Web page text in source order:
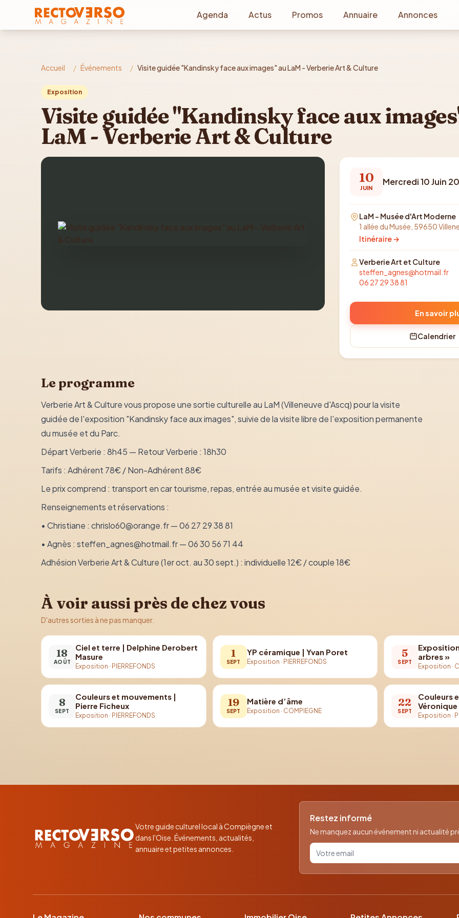
Aller au contenu principal
Agenda
Actus Promos Annuaire Annonces
Accueil / Événements / Visite guidée "Kandinsky face aux images" au LaM - Verberie Art & Culture
Exposition
Visite guidée "Kandinsky face aux
LaM - Verberie Art & Culture
10
JUIN
Mercredi 10 Juin
LaM - Musée d'Art Moderne
1 allée du Musée, 59650
Itinéraire →
Verberie Art et Culture
steffen_agnes@hotmail.fr
06 27 29 38 81
En savoir
Calendrier
Le programme
Verberie Art & Culture vous propose une sortie culturelle au LaM (Villeneuve d'Ascq) pour la visite
guidée de l'exposition "Kandinsky face aux images", suivie de la visite libre de l'exposition permanente
du musée et du Parc.
Départ Verberie : 8h45 — Retour Verberie : 18h30
Tarifs : Adhérent 78€ / Non-Adhérent 88€
Le prix comprend : transport en car tourisme, repas, entrée au musée et visite guidée.
Renseignements et réservations :
• Christiane : chrislo60@orange.fr — 06 27 29 38 81
• Agnès : steffen_agnes@hotmail.fr — 06 30 56 71 44
Adhésion Verberie Art & Culture (1er oct. au 30 sept.) : individuelle 12€ / couple 18€
À voir aussi près de chez vous
D'autres sorties à ne pas manquer.
18
AOÛT
Ciel et terre | Delphine Derobert
Masure
Exposition · PIERREFONDS
1
SEPT
YP céramique | Yvan Poret
Exposition · PIERREFONDS
5
SEPT
arbres »
Exposition ·
8
SEPT
Couleurs et mouvements |
Pierre Ficheux
Exposition · PIERREFONDS
19
SEPT
Matière d’âme
Exposition · COMPIEGNE
22
SEPT
Couleurs
Exposition ·
Votre guide culturel local à Compiègne et
dans l'Oise. Événements, actualités,
annuaire et petites annonces.
Restez informé
Ne manquez aucun événement ni actualité
Votre email pour la newsletter